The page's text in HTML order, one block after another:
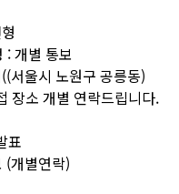
: 개별 통보
서울시 노원구 공릉동)
장소 개별 연락드립니다.
표
(개별연락)